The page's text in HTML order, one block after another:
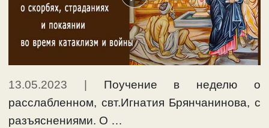
13.05.2023
Поучение в неделю о
расслабленном, свт.Игнатия Брянчанинова, с
разъяснениями. О …